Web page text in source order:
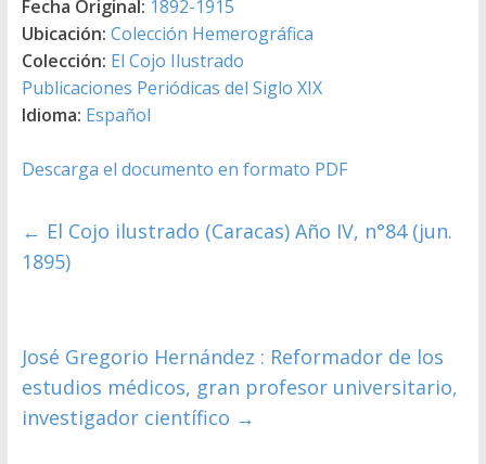
Fecha Original: 1892-1915
Ubicación: Colección Hemerográfica
Colección: El Cojo Ilustrado
Publicaciones Periódicas del Siglo XIX
Idioma: Español
Descarga el documento en formato PDF
← El Cojo ilustrado (Caracas) Año IV, n°84 (jun.
1895)
José Gregorio Hernández : Reformador de los
estudios médicos, gran profesor universitario,
investigador científico →